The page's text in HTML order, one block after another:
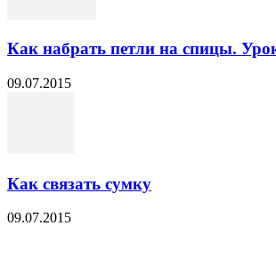
Как набрать петли на спицы.
09.07.2015
Как связать сумку
09.07.2015